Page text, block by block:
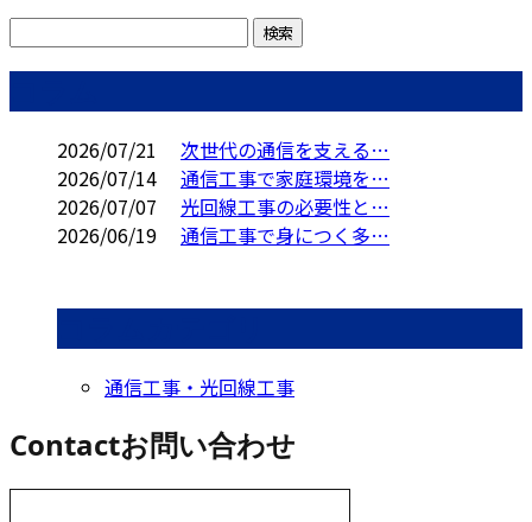
2026/07/21
次世代の通信を支える…
2026/07/14
通信工事で家庭環境を…
2026/07/07
光回線工事の必要性と…
2026/06/19
通信工事で身につく多…
通信工事・光回線工事
Contactお問い合わせ